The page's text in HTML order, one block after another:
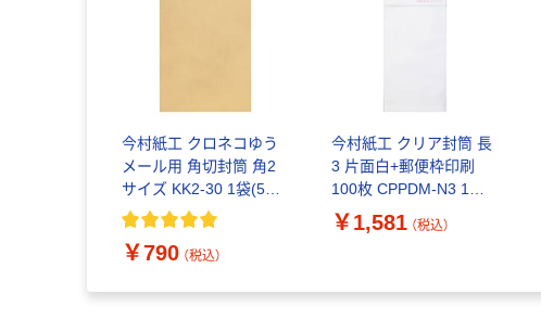
今村紙工 クロネコゆう
メール用 角切封筒 角2
サイズ KK2-30 1袋(50
枚)
￥790 （税込）
今村紙工 クリア封筒 長
3 片面白+郵便枠印刷
100枚 CPPDM-N3 1袋
(100枚)
￥1,581 （税込）